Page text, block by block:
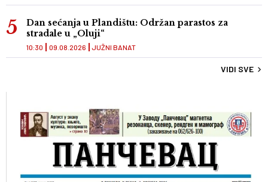
Dan sećanja u Plandištu: Održan parastos za
stradale u „Oluji“
JUŽNI BANAT
10:30 09.08.2026
VIDI SVE